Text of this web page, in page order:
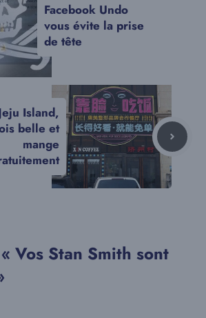
Facebook Undo
vous évite la prise
de tête
Island,
belle et
mange
Vos Stan Smith sont